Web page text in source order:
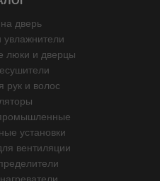
дверь
увлажнители
люки и дверцы
рук и волос
установки
вентиляции